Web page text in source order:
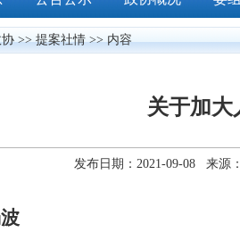
>>提案社情>> 内容
关于加大
发布日期：2021-09-08 来源